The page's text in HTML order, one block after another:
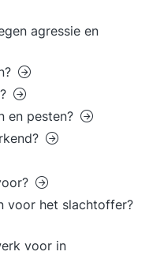
agressie en
en pesten?
voor het slachtoffer?
voor in